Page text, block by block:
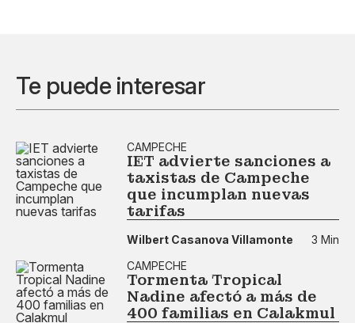
Te puede interesar
CAMPECHE
IET advierte sanciones a
taxistas de Campeche
que incumplan nuevas
tarifas
Wilbert Casanova Villamonte
3 Min
CAMPECHE
Tormenta Tropical
Nadine afectó a más de
400 familias en Calakmul